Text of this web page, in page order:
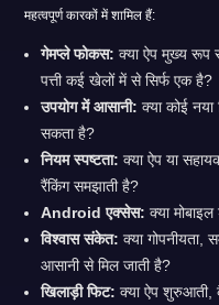
महत्वपूर्ण कारकों में शामिल हैं:
गेमप्ले फोकस: क्या ऐप मुख्य रूप
पत्ती कई खेलों में से सिर्फ एक है?
उपयोग में आसानी: क्या कोई
सकता है?
नियम स्पष्टता: क्या ऐप या
रैंकिंग समझाती है?
Android एक्सेस: क्या
विश्वास संकेत: क्या गोपनीयता,
आसानी से मिल जाती है?
खिलाड़ी फिट: क्या ऐप शुरुआती,